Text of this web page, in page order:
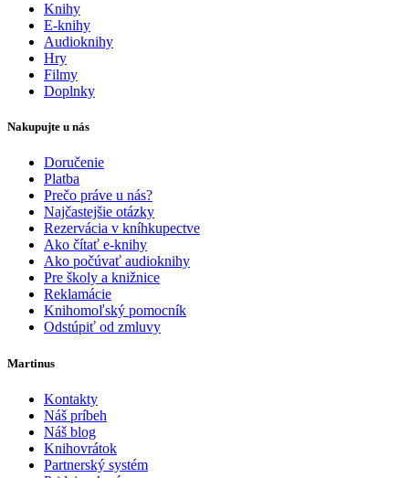
Knihy
E-knihy
Audioknihy
Hry
Filmy
Doplnky
Nakupujte u nás
Doručenie
Platba
Prečo práve u nás?
Najčastejšie otázky
Rezervácia v kníhkupectve
Ako čítať e-knihy
Ako počúvať audioknihy
Pre školy a knižnice
Reklamácie
Knihomoľský pomocník
Odstúpiť od zmluvy
Martinus
Kontakty
Náš príbeh
Náš blog
Knihovrátok
Partnerský systém